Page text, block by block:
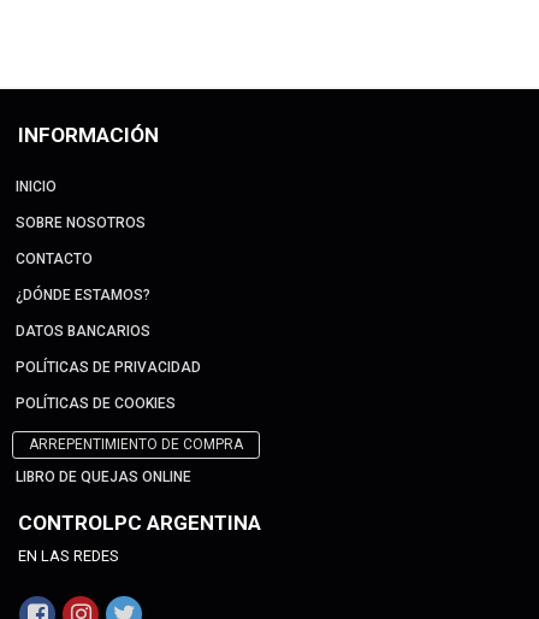
INFORMACIÓN
INICIO
SOBRE NOSOTROS
CONTACTO
¿DÓNDE ESTAMOS?
DATOS BANCARIOS
POLÍTICAS DE PRIVACIDAD
POLÍTICAS DE COOKIES
ARREPENTIMIENTO DE COMPRA
LIBRO DE QUEJAS ONLINE
CONTROLPC ARGENTINA
EN LAS REDES